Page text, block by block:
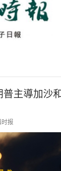
普主導加沙
时报